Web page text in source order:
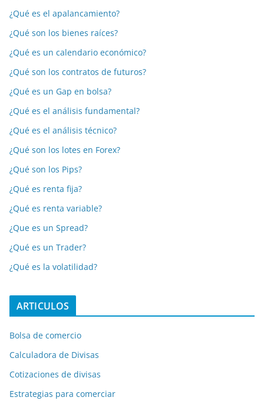
¿Qué es el apalancamiento?
¿Qué son los bienes raíces?
¿Qué es un calendario económico?
¿Qué son los contratos de futuros?
¿Qué es un Gap en bolsa?
¿Qué es el análisis fundamental?
¿Qué es el análisis técnico?
¿Qué son los lotes en Forex?
¿Qué son los Pips?
¿Qué es renta fija?
¿Qué es renta variable?
¿Que es un Spread?
¿Qué es un Trader?
¿Qué es la volatilidad?
ARTICULOS
Bolsa de comercio
Calculadora de Divisas
Cotizaciones de divisas
Estrategias para comerciar